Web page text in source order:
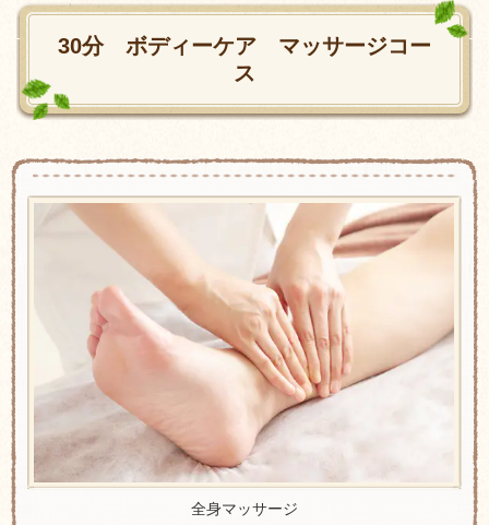
30分 ボディーケア マッサージコー
ス
全身マッサージ